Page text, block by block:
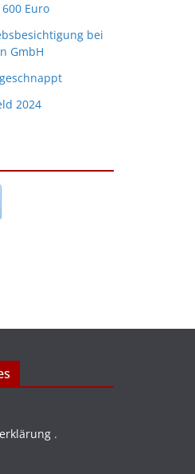
Euro
bei
GmbH
2024
.